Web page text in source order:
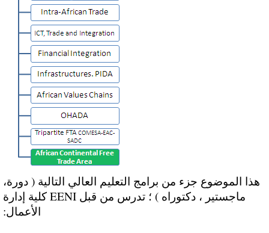
هذا الموضوع جزء من برامج التعليم العالي التالية ( دورة،
ماجستير ، دكتوراه ) ؛ تدرس من قبل EENI كلية إدارة
الأعمال: